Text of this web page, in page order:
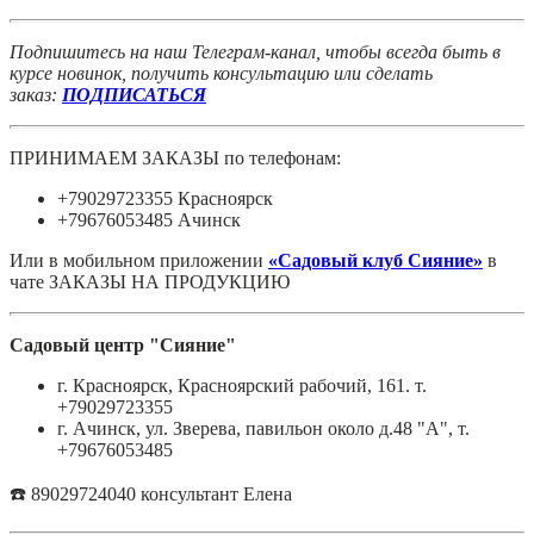
Подпишитесь на наш Телеграм-канал, чтобы всегда быть в
курсе новинок, получить консультацию или сделать
заказ: ПОДПИСАТЬСЯ
ПРИНИМАЕМ ЗАКАЗЫ по телефонам:
+79029723355 Красноярск
+79676053485 Ачинск
Или в мобильном приложении «Садовый клуб Сияние» в
чате ЗАКАЗЫ НА ПРОДУКЦИЮ
Садовый центр "Сияние"
г. Красноярск, Красноярский рабочий, 161. т.
+79029723355
г. Ачинск, ул. Зверева, павильон около д.48 "А", т.
+79676053485
☎️ 89029724040 консультант Елена